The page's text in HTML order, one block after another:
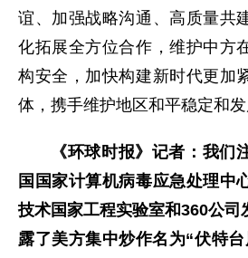
谊、加强战略沟通、高质量共
化拓展全方位合作，维护中方
构安全，加快构建新时代更加
体，携手维护地区和平稳定和发
《环球时报》记者：我们
国国家计算机病毒应急处理中
技术国家工程实验室和360公司
露了美方集中炒作名为“伏特